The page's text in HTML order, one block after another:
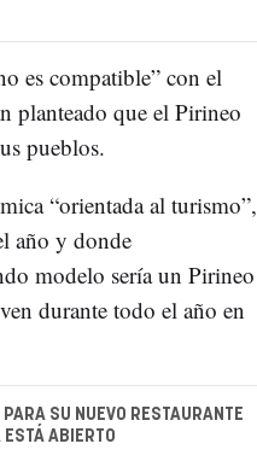
es compatible” con el
planteado que el Pirineo
pueblos.
“orientada al turismo”,
año y donde
modelo sería un Pirineo
durante todo el año en
SU NUEVO RESTAURANTE
ESTÁ ABIERTO